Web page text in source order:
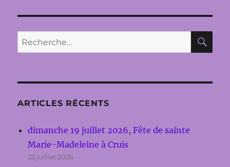
Recherche
pour :
ARTICLES RÉCENTS
dimanche 19 juillet 2026, Fête de sainte
Marie-Madeleine à Cruis
23 juillet 2026